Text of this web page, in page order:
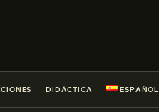
DIDÁCTICA ESPAÑOL